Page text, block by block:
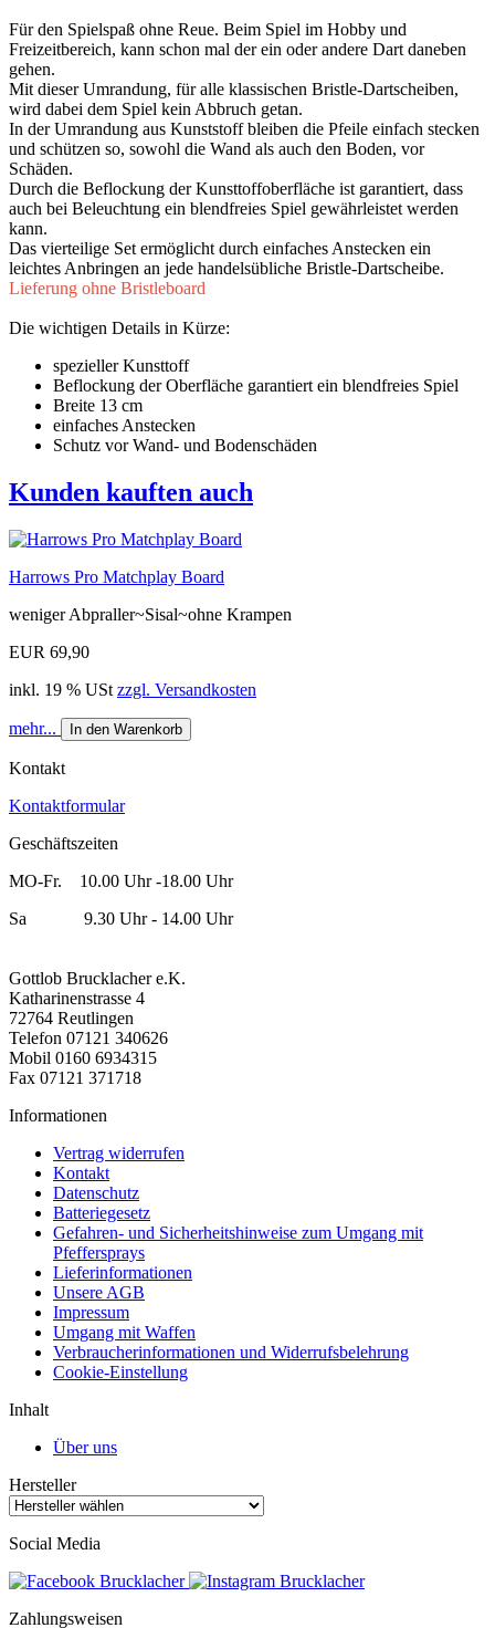
Für den Spielspaß ohne Reue. Beim Spiel im Hobby und
Freizeitbereich, kann schon mal der ein oder andere Dart daneben
gehen.
Mit dieser Umrandung, für alle klassischen Bristle-Dartscheiben,
wird dabei dem Spiel kein Abbruch getan.
In der Umrandung aus Kunststoff bleiben die Pfeile einfach stecken
und schützen so, sowohl die Wand als auch den Boden, vor
Schäden.
Durch die Beflockung der Kunsttoffoberfläche ist garantiert, dass
auch bei Beleuchtung ein blendfreies Spiel gewährleistet werden
kann.
Das vierteilige Set ermöglicht durch einfaches Anstecken ein
leichtes Anbringen an jede handelsübliche Bristle-Dartscheibe.
Lieferung ohne Bristleboard
Die wichtigen Details in Kürze:
spezieller Kunsttoff
Beflockung der Oberfläche garantiert ein blendfreies Spiel
Breite 13 cm
einfaches Anstecken
Schutz vor Wand- und Bodenschäden
Kunden kauften auch
Harrows Pro Matchplay Board
weniger Abpraller~Sisal~ohne Krampen
EUR 69,90
inkl. 19 % USt zzgl. Versandkosten
mehr... In den Warenkorb
Kontakt
Kontaktformular
Geschäftszeiten
MO-Fr. 10.00 Uhr -18.00 Uhr
Sa 9.30 Uhr - 14.00 Uhr
Gottlob Brucklacher e.K.
Katharinenstrasse 4
72764 Reutlingen
Telefon 07121 340626
Mobil 0160 6934315
Fax 07121 371718
Informationen
Vertrag widerrufen
Kontakt
Datenschutz
Batteriegesetz
Gefahren- und Sicherheitshinweise zum Umgang mit
Pfeffersprays
Lieferinformationen
Unsere AGB
Impressum
Umgang mit Waffen
Verbraucherinformationen und Widerrufsbelehrung
Cookie-Einstellung
Inhalt
Über uns
Hersteller
Social Media
Zahlungsweisen